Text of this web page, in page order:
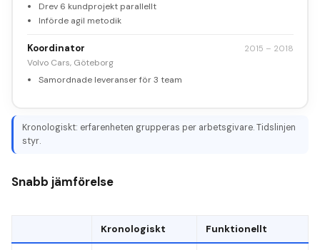
Drev 6 kundprojekt parallellt
Införde agil metodik
Koordinator 2015 – 2018
Volvo Cars, Göteborg
Samordnade leveranser för 3 team
Kronologiskt: erfarenheten grupperas per arbetsgivare. Tidslinjen
styr.
Snabb jämförelse
Kronologiskt Funktionellt